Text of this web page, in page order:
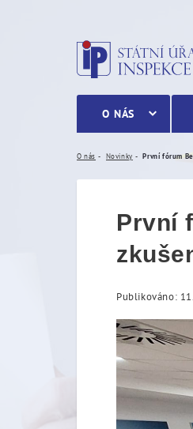
První fórum
O NÁS
O nás Novinky
První
Publikováno: